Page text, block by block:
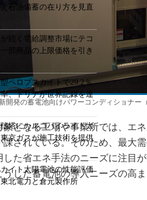
開発の蓄電池向けパワーコンディショナー
となる工場や事業所では、エ
課されている。そのため、最大
た省エネ手法のニーズに注目
うした蓄電池の導入ニーズの高
石油備蓄の在り方を見直
続く需給調整市場にテコ
部商品の上限価格を引き
ペロブスカイトで29.2％
、トリナが世界記録を達
塔にカルコパイライト太
京ガスが施工技術を提供
イト太陽電池の性能評価
北電力と倉元製作所